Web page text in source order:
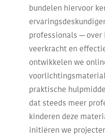
bundelen hiervoor
professionals ─ over
veerkracht en
ontwikkelen we
praktische
dat steeds meer
kinderen deze
initiëren we